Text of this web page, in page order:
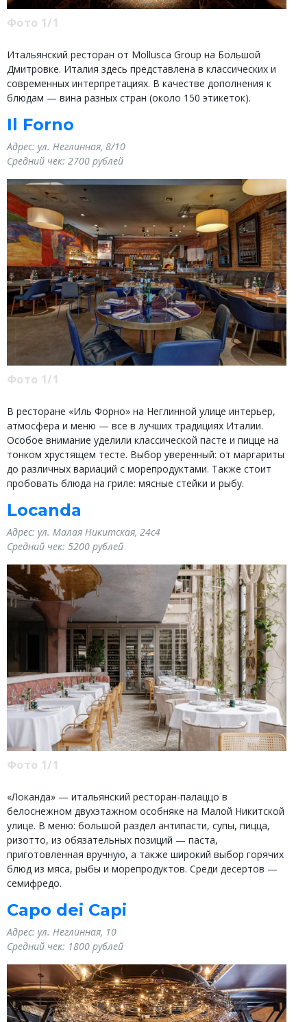
Фото 1/1
Итальянский ресторан от Mollusca Group на Большой
Дмитровке. Италия здесь представлена в классических и
современных интерпретациях. В качестве дополнения к
блюдам — вина разных стран (около 150 этикеток).
Il Forno
Адрес: ул. Неглинная, 8/10
Средний чек: 2700 рублей
Фото 1/1
В ресторане «Иль Форно» на Неглинной улице интерьер,
атмосфера и меню — все в лучших традициях Италии.
Особое внимание уделили классической пасте и пицце на
тонком хрустящем тесте. Выбор уверенный: от маргариты
до различных вариаций с морепродуктами. Также стоит
пробовать блюда на гриле: мясные стейки и рыбу.
Locanda
Адрес: ул. Малая Никитская, 24с4
Средний чек: 5200 рублей
Фото 1/1
«Локанда» — итальянский ресторан-палаццо в
белоснежном двухэтажном особняке на Малой Никитской
улице. В меню: большой раздел антипасти, супы, пицца,
ризотто, из обязательных позиций — паста,
приготовленная вручную, а также широкий выбор горячих
блюд из мяса, рыбы и морепродуктов. Среди десертов —
семифредо.
Capo dei Capi
Адрес: ул. Неглинная, 10
Средний чек: 1800 рублей